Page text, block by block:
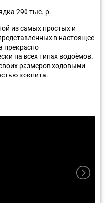
290 тыс. р.
из самых простых и
в настоящее
прекрасно
на всех типах водоёмов.
размеров ходовыми
кокпита.